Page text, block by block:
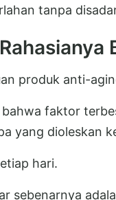
tanpa
produk anti-
faktor
yang dioleskan
hari.
sebenarnya